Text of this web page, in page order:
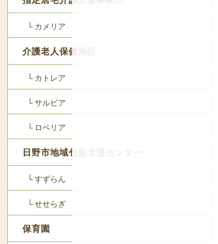
└ カメリア
介護老人保健施設
└ カトレア
└ サルビア
└ ロベリア
日野市地域包括支援センター
└ すずらん
└ せせらぎ
保育園